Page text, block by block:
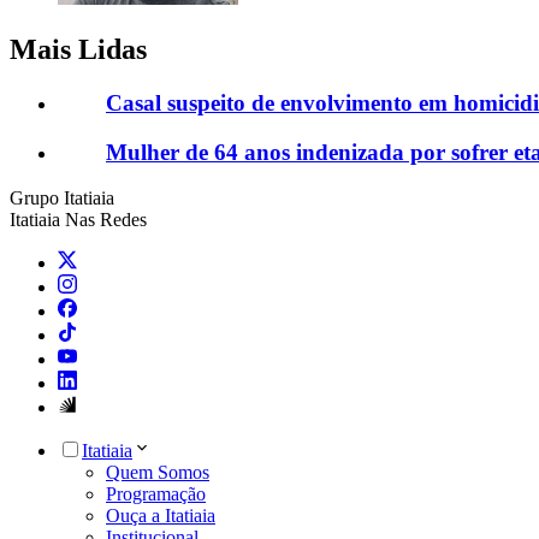
Mais Lidas
Casal suspeito de envolvimento em
Mulher de 64 anos indenizada por sofrer
Grupo Itatiaia
Itatiaia Nas Redes
Itatiaia
Quem Somos
Programação
Ouça a Itatiaia